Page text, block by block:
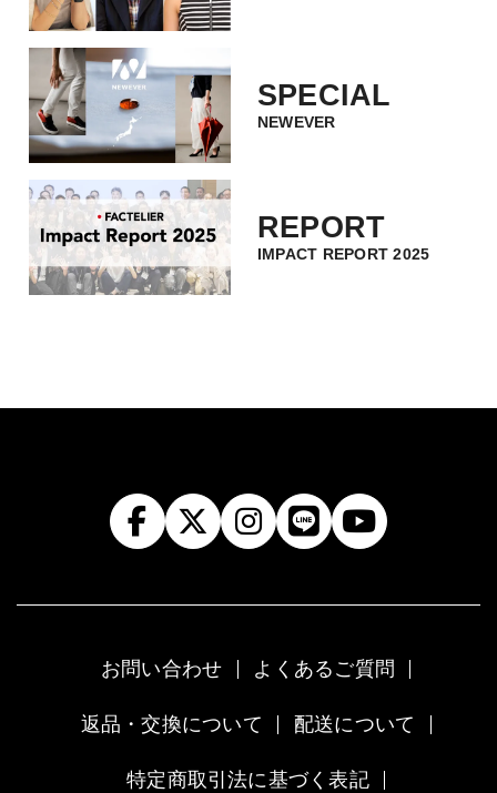
SPECIAL
NEWEVER
REPORT
IMPACT REPORT 2025
お問い合わせ よくあるご質問
返品・交換について 配送について
特定商取引法に基づく表記